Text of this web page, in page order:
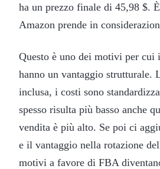
ha un prezzo finale di 45,98 $.
Amazon prende in
Questo è uno dei motivi per
hanno un vantaggio strutturale.
inclusa, i costi sono
spesso risulta più basso anche
vendita è più alto. Se poi ci
e il vantaggio nella rotazione
motivi a favore di FBA